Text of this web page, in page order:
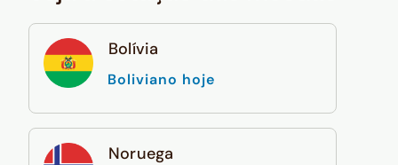
Bolívia
Boliviano hoje
Noruega